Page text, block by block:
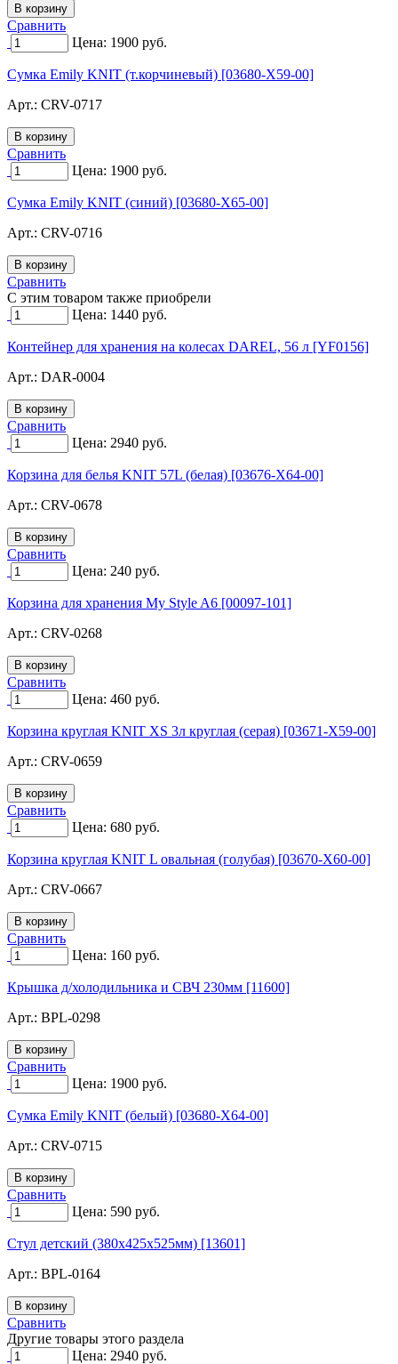
Сравнить
Цена: 1900 руб.
Сумка Emily KNIT (т.корчиневый) [03680-X59-00]
Арт.: CRV-0717
Сравнить
Цена: 1900 руб.
Сумка Emily KNIT (синий) [03680-X65-00]
Арт.: CRV-0716
Сравнить
C этим товаром также приобрели
Цена: 1440 руб.
Контейнер для хранения на колесах DAREL, 56 л [YF0156]
Арт.: DAR-0004
Сравнить
Цена: 2940 руб.
Корзина для белья KNIT 57L (белая) [03676-X64-00]
Арт.: CRV-0678
Сравнить
Цена: 240 руб.
Корзина для хранения My Style A6 [00097-101]
Арт.: CRV-0268
Сравнить
Цена: 460 руб.
Корзина круглая KNIT XS 3л круглая (серая) [03671-X59-00]
Арт.: CRV-0659
Сравнить
Цена: 680 руб.
Корзина круглая KNIT L овальная (голубая) [03670-X60-00]
Арт.: CRV-0667
Сравнить
Цена: 160 руб.
Крышка д/холодильника и СВЧ 230мм [11600]
Арт.: BPL-0298
Сравнить
Цена: 1900 руб.
Сумка Emily KNIT (белый) [03680-X64-00]
Арт.: CRV-0715
Сравнить
Цена: 590 руб.
Стул детский (380х425х525мм) [13601]
Арт.: BPL-0164
Сравнить
Другие товары этого раздела
Цена: 2940 руб.